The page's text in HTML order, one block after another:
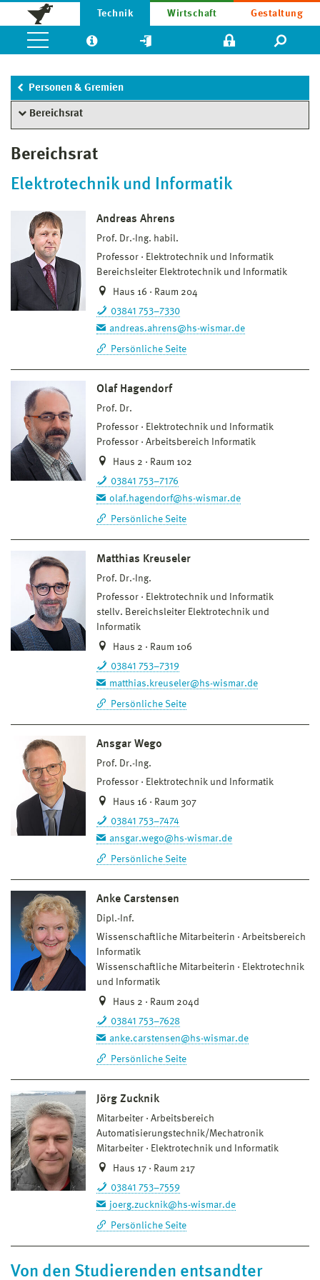
Technik Wirtschaft Gestaltung
Personen & Gremien
Bereichsrat
Bereichsrat
Elektrotechnik und Informatik
Andreas Ahrens
Prof. Dr.-Ing. habil.
Professor
Elektrotechnik und Informatik
Bereichsleiter Elektrotechnik und Informatik
Haus 16 · Raum 204
03841 753–7330
andreas.ahrens@hs-wismar.de
Persönliche Seite
Olaf Hagendorf
Prof. Dr.
Professor
Elektrotechnik und Informatik
Professor
Arbeitsbereich Informatik
Haus 2 · Raum 102
03841 753–7176
olaf.hagendorf@hs-wismar.de
Persönliche Seite
Matthias Kreuseler
Prof. Dr.-Ing.
Professor
Elektrotechnik und Informatik
stellv. Bereichsleiter Elektrotechnik und
Informatik
Haus 2 · Raum 106
03841 753–7319
matthias.kreuseler@hs-wismar.de
Persönliche Seite
Ansgar Wego
Prof. Dr.-Ing.
Professor
Elektrotechnik und Informatik
Haus 16 · Raum 307
03841 753–7474
ansgar.wego@hs-wismar.de
Persönliche Seite
Anke Carstensen
Dipl.-Inf.
Wissenschaftliche Mitarbeiterin
Arbeitsbereich
Informatik
Wissenschaftliche Mitarbeiterin
Elektrotechnik
und Informatik
Haus 2 · Raum 204d
03841 753–7628
anke.carstensen@hs-wismar.de
Persönliche Seite
Jörg Zucknik
Mitarbeiter
Arbeitsbereich
Automatisierungstechnik/Mechatronik
Mitarbeiter
Elektrotechnik und Informatik
Haus 17 · Raum 217
03841 753–7559
joerg.zucknik@hs-wismar.de
Persönliche Seite
Von den Studierenden entsandter